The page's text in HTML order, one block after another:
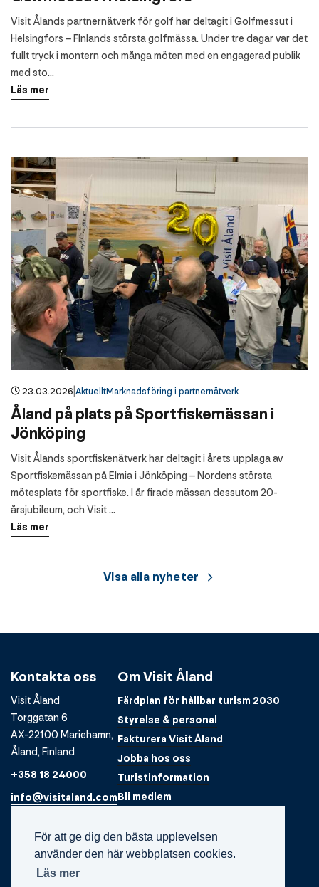
För att ge dig den bästa upplevelsen
använder den här webbplatsen cookies.
Läs mer
Visit Ålands partnernätverk för golf har deltagit i Golfmessut i
Helsingfors – FInlands största golfmässa. Under tre dagar var det
fullt tryck i montern och många möten med en engagerad publik
med sto…
Läs mer
23.03.2026 AktuelltMarknadsföring i partnernätverk
Åland på plats på Sportfiskemässan i
Jönköping
Visit Ålands sportfiskenätverk har deltagit i årets upplaga av
Sportfiskemässan på Elmia i Jönköping – Nordens största
mötesplats för sportfiske. I år firade mässan dessutom 20-
årsjubileum, och Visit …
Läs mer
Visa alla nyheter
Kontakta oss
Visit Åland
Torggatan 6
AX-22100 Mariehamn,
Åland, Finland
+358 18 24000
info@visitaland.com
Om Visit Åland
Färdplan för hållbar turism 2030
Styrelse & personal
Fakturera Visit Åland
Jobba hos oss
Turistinformation
Bli medlem